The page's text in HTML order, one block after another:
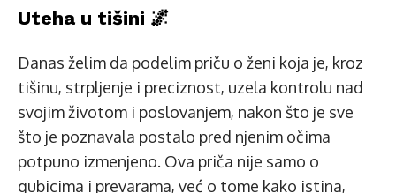
Uteha u tišini 🌌
Danas želim da podelim priču o ženi koja je, kroz
tišinu, strpljenje i preciznost, uzela kontrolu nad
svojim životom i poslovanjem, nakon što je sve
što je poznavala postalo pred njenim očima
potpuno izmenjeno. Ova priča nije samo o
gubicima i prevarama, već o tome kako istina,